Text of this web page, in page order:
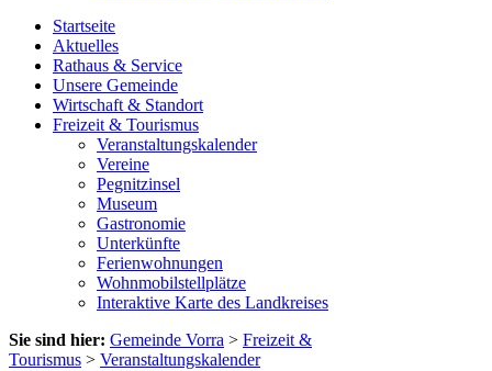
Startseite
Aktuelles
Rathaus & Service
Unsere Gemeinde
Wirtschaft & Standort
Freizeit & Tourismus
Veranstaltungskalender
Vereine
Pegnitzinsel
Museum
Gastronomie
Unterkünfte
Ferienwohnungen
Wohnmobilstellplätze
Interaktive Karte des Landkreises
Sie sind hier: Gemeinde Vorra > Freizeit &
Tourismus > Veranstaltungskalender